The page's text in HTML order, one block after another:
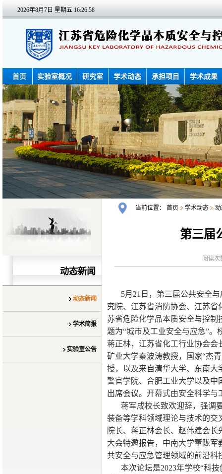
2026年8月7日 星期五 16:26:58
首页 实验室概况 研究室 学术动态 承担项目 学术成果
动态新闻
动态新闻
学术简报
实验室公告
当前位置： 首页 学术动态 动
第三届
阅读次
5月21日，第三届公共安全
究院、江苏省消防协会、江苏
苏省危险化学品本质安全与控
题为“城市及工业安全与应急”
蒋正林，江苏省化工行业协会会
矿业大学秦波涛教授，国家“杰
授，以及来自清华大学、东南大
警官学院、合肥工业大学以及中
出席会议。开幕式由安全科学与
蒋军成校长致欢迎辞，强调
装备等学科领域理论与技术的交
院长、蒋正林会长、赵伟建会
大会特邀报告，中南大学董陇
共安全与应急管理领域的前沿科
本次论坛是2023年学校“科